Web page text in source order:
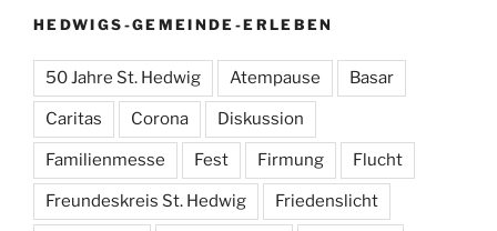
HEDWIGS-GEMEINDE-ERLEBEN
50 Jahre St. Hedwig Atempause Basar
Caritas Corona Diskussion
Familienmesse Fest Firmung Flucht
Freundeskreis St. Hedwig Friedenslicht